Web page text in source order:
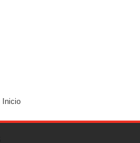
Inicio